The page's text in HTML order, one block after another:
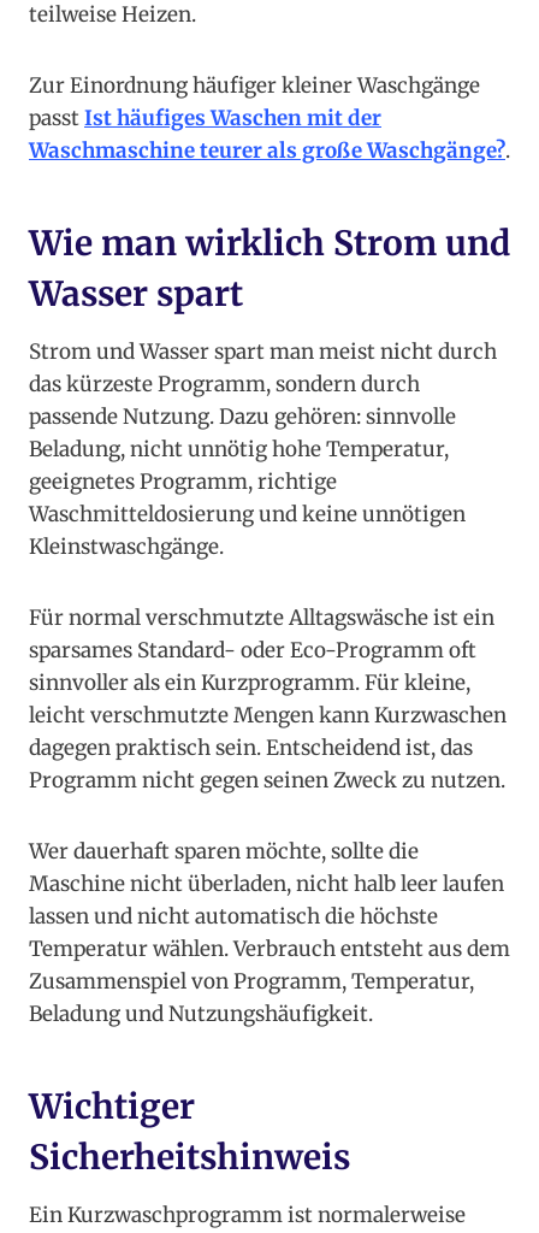
teilweise Heizen.
Zur Einordnung häufiger kleiner Waschgänge
passtIst häufiges Waschen mit der
Waschmaschine teurer als große Waschgänge?.
Wie man wirklich Strom und
Wasser spart
Strom und Wasser spart man meist nicht durch
das kürzeste Programm, sondern durch
passende Nutzung. Dazu gehören: sinnvolle
Beladung, nicht unnötig hohe Temperatur,
geeignetes Programm, richtige
Waschmitteldosierung und keine unnötigen
Kleinstwaschgänge.
Für normal verschmutzte Alltagswäsche ist ein
sparsames Standard- oder Eco-Programm oft
sinnvoller als ein Kurzprogramm. Für kleine,
leicht verschmutzte Mengen kann Kurzwaschen
dagegen praktisch sein. Entscheidend ist, das
Programm nicht gegen seinen Zweck zu nutzen.
Wer dauerhaft sparen möchte, sollte die
Maschine nicht überladen, nicht halb leer laufen
lassen und nicht automatisch die höchste
Temperatur wählen. Verbrauch entsteht aus dem
Zusammenspiel von Programm, Temperatur,
Beladung und Nutzungshäufigkeit.
Wichtiger
Sicherheitshinweis
Ein Kurzwaschprogramm ist normalerweise